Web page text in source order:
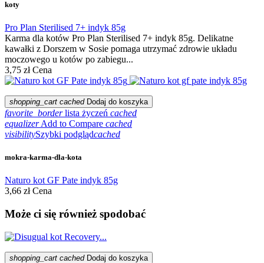
koty
Pro Plan Sterilised 7+ indyk 85g
Karma dla kotów Pro Plan Sterilised 7+ indyk 85g. Delikatne
kawałki z Dorszem w Sosie pomaga utrzymać zdrowie układu
moczowego u kotów po zabiegu...
3,75 zł Cena
shopping_cart cached Dodaj do koszyka
favorite_border lista życzeń cached
equalizer Add to Compare cached
visibilitySzybki podglądcached
mokra-karma-dla-kota
Naturo kot GF Pate indyk 85g
3,66 zł Cena
Może ci się również spodobać
shopping_cart cached Dodaj do koszyka